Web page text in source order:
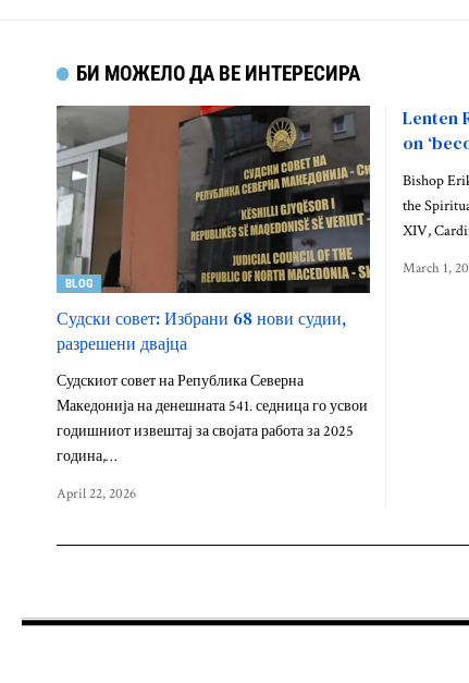
БИ МОЖЕЛО ДА ВЕ ИНТЕРЕСИРА
BLOG
Судски совет: Избрани 68 нови судии,
разрешени двајца
Судскиот совет на Република Северна
Македонија на денешната 541. седница го усвои
годишниот извештај за својата работа за 2025
година,…
April 22, 2026
Lenten
on
Bishop
the
XIV,
March 1,